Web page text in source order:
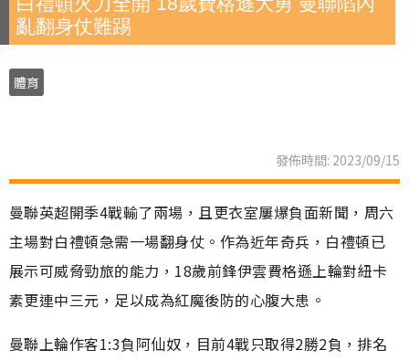
亂翻身仗難踢
體育
發佈時間: 2023/09/15
曼聯英超開季4戰輸了兩場，且更衣室屢爆負面新聞，周六
主場對白禮頓急需一場翻身仗。作為近年奇兵，白禮頓已
展示可威脅勁旅的能力，18歲前鋒伊雲費格遜上輪對紐卡
素更連中三元，足以成為紅魔後防的心腹大患。
曼聯上輪作客1:3負阿仙奴，目前4戰只取得2勝2負，排名